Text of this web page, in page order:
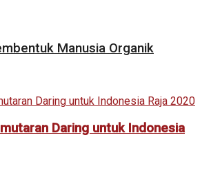
Manusia Organik
Daring untuk Indonesia